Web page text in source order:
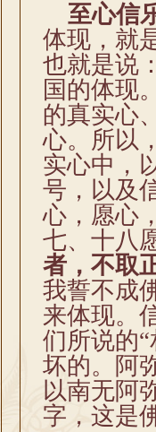
至心信
体现，就
也就是说
国的体现
的真实心
心。所以
实心中，
号，以及
心，愿心
七、十八
者，不取
我誓不成
来体现。
们所说的
坏的。阿
以南无阿
字，这是